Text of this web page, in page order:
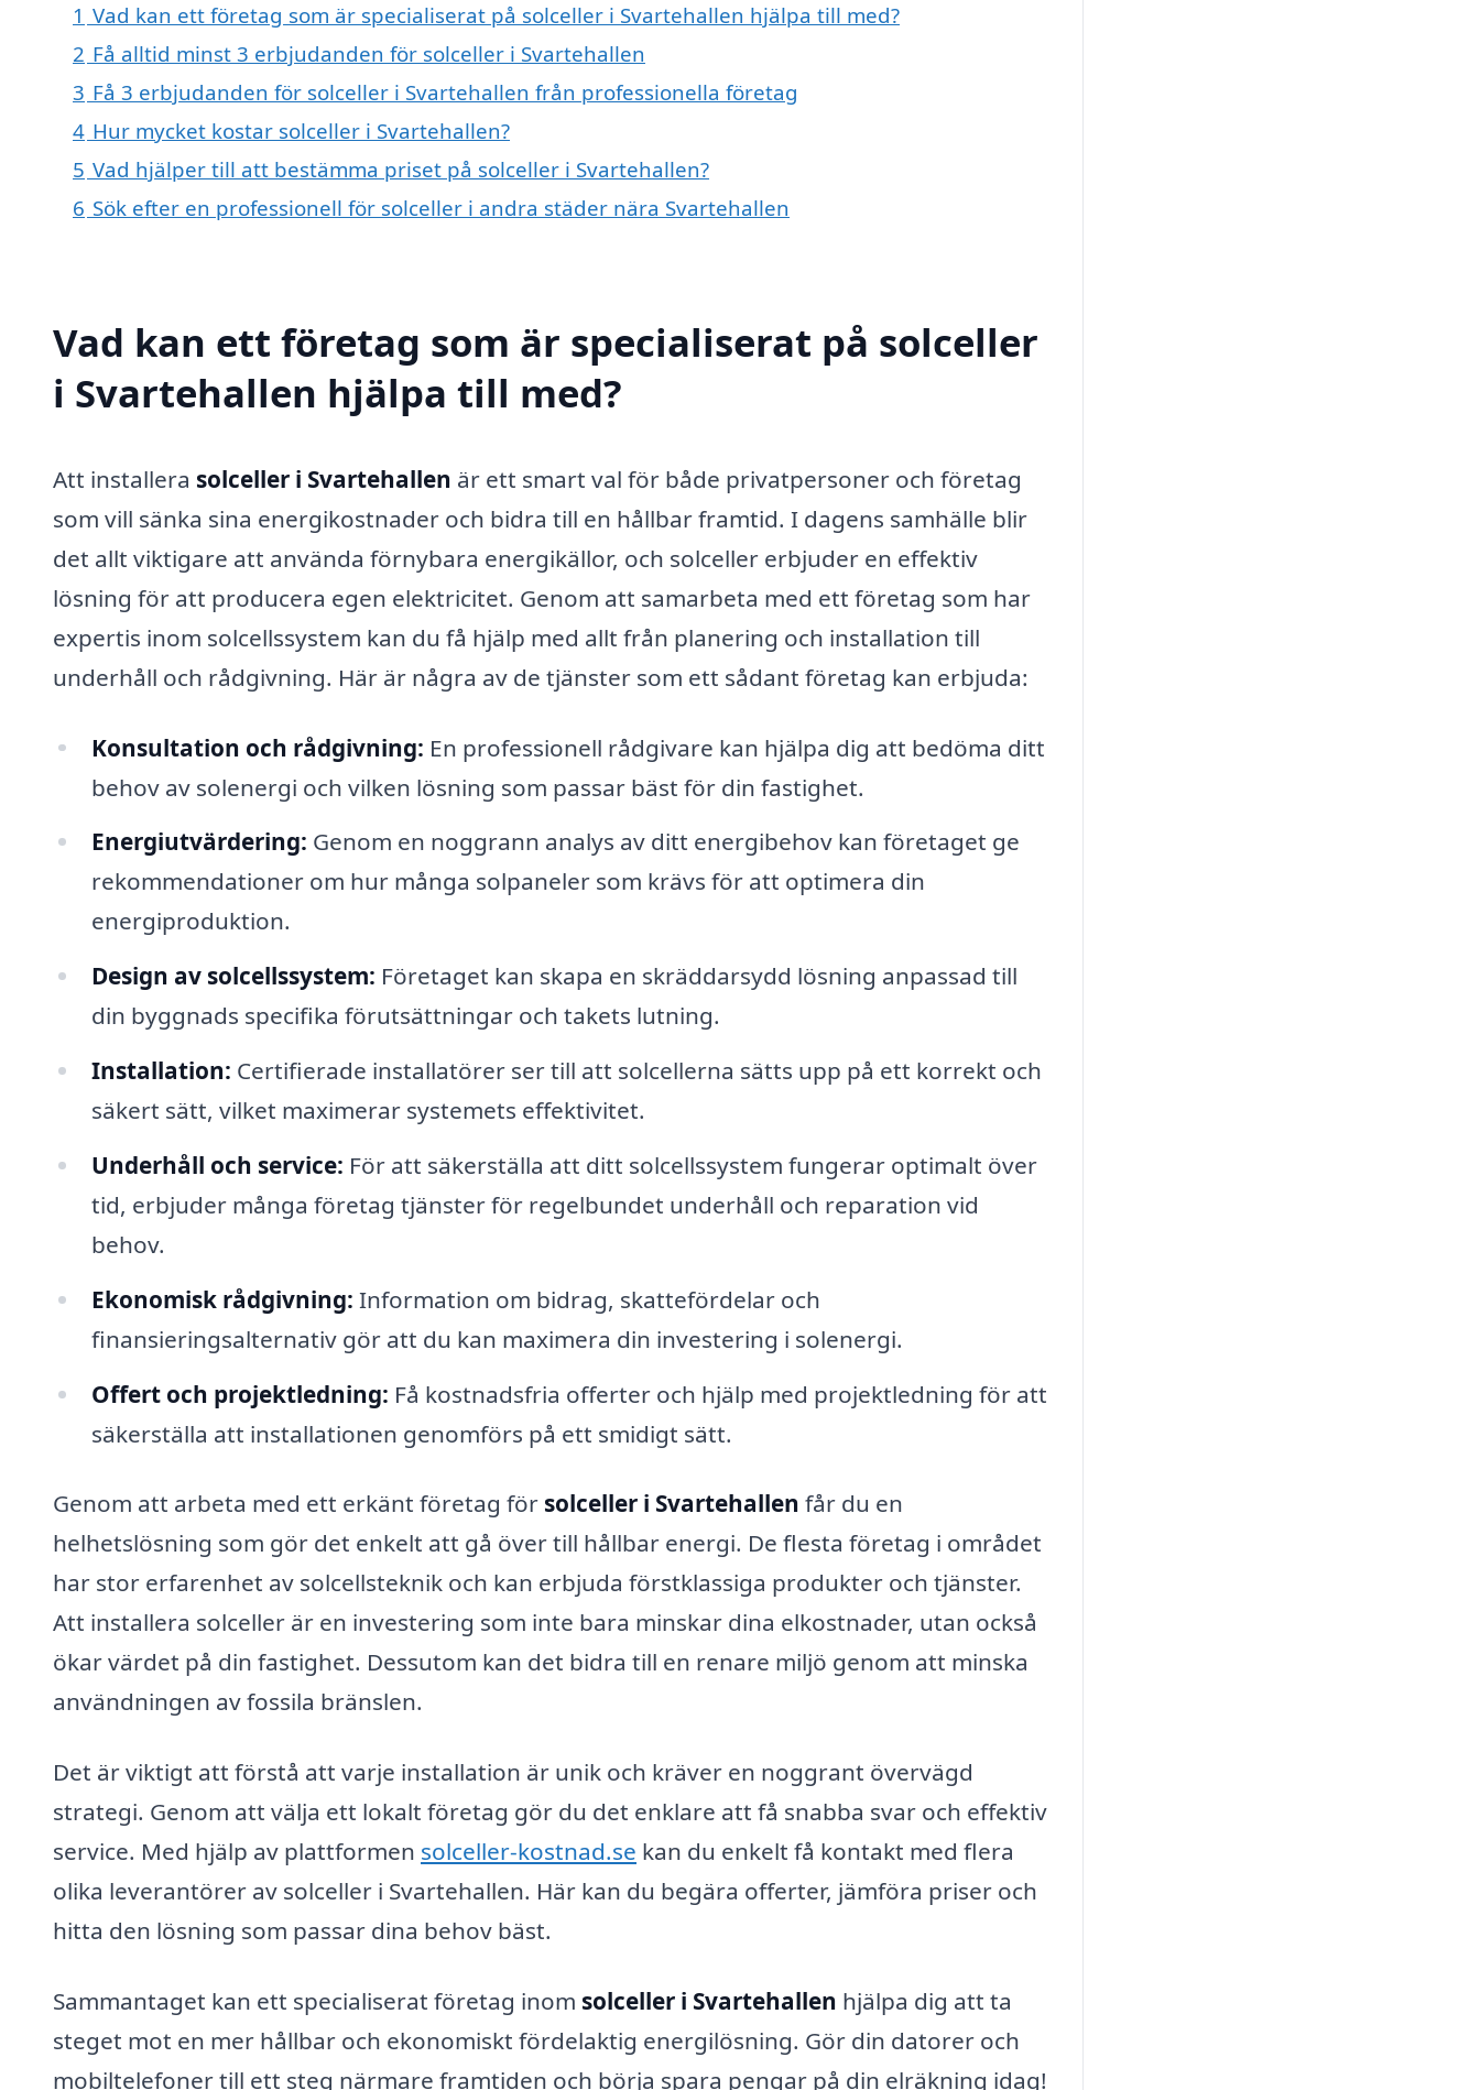
1 Vad kan ett företag som är specialiserat på solceller i Svartehallen hjälpa till med?
2 Få alltid minst 3 erbjudanden för solceller i Svartehallen
3 Få 3 erbjudanden för solceller i Svartehallen från professionella företag
4 Hur mycket kostar solceller i Svartehallen?
5 Vad hjälper till att bestämma priset på solceller i Svartehallen?
6 Sök efter en professionell för solceller i andra städer nära Svartehallen
Vad kan ett företag som är specialiserat på solceller
i Svartehallen hjälpa till med?
Att installera solceller i Svartehallen är ett smart val för både privatpersoner och företag
som vill sänka sina energikostnader och bidra till en hållbar framtid. I dagens samhälle blir
det allt viktigare att använda förnybara energikällor, och solceller erbjuder en effektiv
lösning för att producera egen elektricitet. Genom att samarbeta med ett företag som har
expertis inom solcellssystem kan du få hjälp med allt från planering och installation till
underhåll och rådgivning. Här är några av de tjänster som ett sådant företag kan erbjuda:
Konsultation och rådgivning: En professionell rådgivare kan hjälpa dig att bedöma ditt
behov av solenergi och vilken lösning som passar bäst för din fastighet.
Energiutvärdering: Genom en noggrann analys av ditt energibehov kan företaget ge
rekommendationer om hur många solpaneler som krävs för att optimera din
energiproduktion.
Design av solcellssystem: Företaget kan skapa en skräddarsydd lösning anpassad till
din byggnads specifika förutsättningar och takets lutning.
Installation: Certifierade installatörer ser till att solcellerna sätts upp på ett korrekt och
säkert sätt, vilket maximerar systemets effektivitet.
Underhåll och service: För att säkerställa att ditt solcellssystem fungerar optimalt över
tid, erbjuder många företag tjänster för regelbundet underhåll och reparation vid
behov.
Ekonomisk rådgivning: Information om bidrag, skattefördelar och
finansieringsalternativ gör att du kan maximera din investering i solenergi.
Offert och projektledning: Få kostnadsfria offerter och hjälp med projektledning för att
säkerställa att installationen genomförs på ett smidigt sätt.
Genom att arbeta med ett erkänt företag för solceller i Svartehallen får du en
helhetslösning som gör det enkelt att gå över till hållbar energi. De flesta företag i området
har stor erfarenhet av solcellsteknik och kan erbjuda förstklassiga produkter och tjänster.
Att installera solceller är en investering som inte bara minskar dina elkostnader, utan också
ökar värdet på din fastighet. Dessutom kan det bidra till en renare miljö genom att minska
användningen av fossila bränslen.
Det är viktigt att förstå att varje installation är unik och kräver en noggrant övervägd
strategi. Genom att välja ett lokalt företag gör du det enklare att få snabba svar och effektiv
service. Med hjälp av plattformen solceller-kostnad.se kan du enkelt få kontakt med flera
olika leverantörer av solceller i Svartehallen. Här kan du begära offerter, jämföra priser och
hitta den lösning som passar dina behov bäst.
Sammantaget kan ett specialiserat företag inom solceller i Svartehallen hjälpa dig att ta
steget mot en mer hållbar och ekonomiskt fördelaktig energilösning. Gör din datorer och
mobiltelefoner till ett steg närmare framtiden och börja spara pengar på din elräkning idag!